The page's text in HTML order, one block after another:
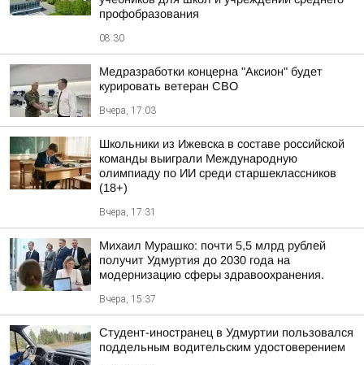
профобразования
08:30
Медразработки концерна "Аксион" будет
курировать ветеран СВО
Вчера, 17:03
Школьники из Ижевска в составе российской
команды выиграли Международную
олимпиаду по ИИ среди старшеклассников
(18+)
Вчера, 17:31
Михаил Мурашко: почти 5,5 млрд рублей
получит Удмуртия до 2030 года на
модернизацию сферы здравоохранения.
Вчера, 15:37
Студент-иностранец в Удмуртии пользовался
поддельным водительским удостоверением